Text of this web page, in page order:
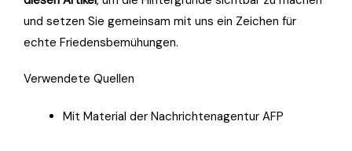
und setzen Sie gemeinsam mit uns ein Zeichen für
echte Friedensbemühungen.
Verwendete Quellen
Mit Material der Nachrichtenagentur AFP